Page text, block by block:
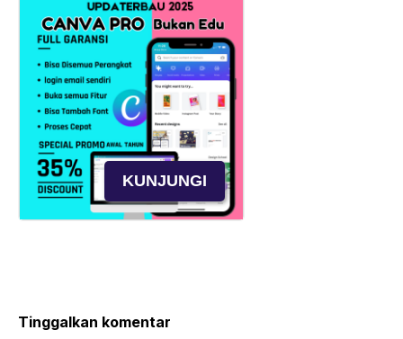
KUNJUNGI
Tinggalkan komentar